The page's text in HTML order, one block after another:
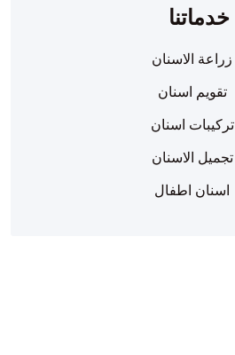
خدماتنا
زراعة الاسنان
تقويم اسنان
تركيبات اسنان
تجميل الاسنان
اسنان اطفال